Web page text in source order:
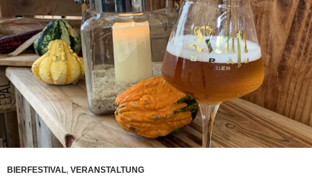
BIERFESTIVAL, VERANSTALTUNG